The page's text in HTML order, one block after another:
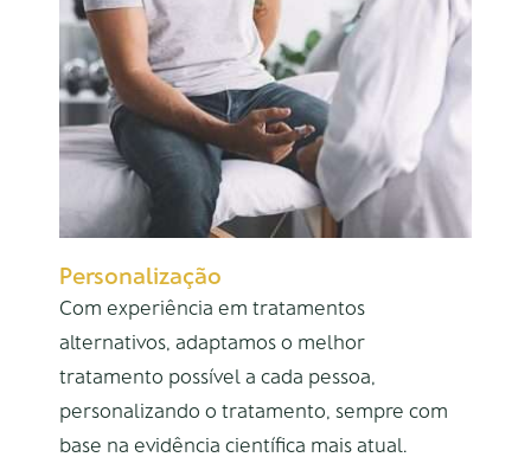
Personalização
Com experiência em tratamentos
alternativos, adaptamos o melhor
tratamento possível a cada pessoa,
personalizando o tratamento, sempre com
base na evidência científica mais atual.